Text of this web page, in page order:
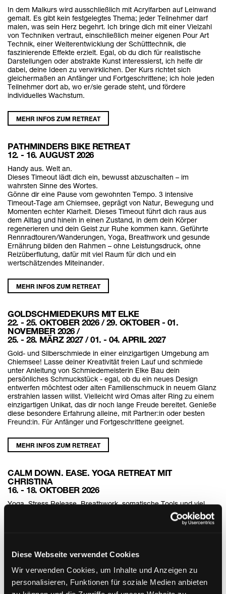
Diese Webseite verwendet Cookies
Wir verwenden Cookies, um Inhalte und Anzeigen zu
personalisieren, Funktionen für soziale Medien anbieten
In dem Malkurs wird ausschließlich mit Acrylfarben auf Leinwand
gemalt. Es gibt kein festgelegtes Thema; jeder Teilnehmer darf
malen, was sein Herz begehrt. Ich bringe dich mit einer Vielzahl
von Techniken vertraut, einschließlich meiner eigenen Pour Art
Technik, einer Weiterentwicklung der Schütttechnik, die
faszinierende Effekte erzielt. Egal, ob du dich für realistische
Darstellungen oder abstrakte Kunst interessierst, ich helfe dir
dabei, deine Ideen zu verwirklichen. Der Kurs richtet sich
gleichermaßen an Anfänger und Fortgeschrittene; ich hole jeden
Teilnehmer dort ab, wo er/sie gerade steht, und fördere
individuelles Wachstum.
MEHR INFOS ZUM RETREAT
PATHMINDERS BIKE RETREAT
12. - 16. AUGUST 2026
Handy aus. Welt an.
Dieses Timeout lädt dich ein, bewusst abzuschalten – im
wahrsten Sinne des Wortes.
Gönne dir eine Pause vom gewohnten Tempo. 3 intensive
Timeout-Tage am Chiemsee, geprägt von Natur, Bewegung und
Momenten echter Klarheit. Dieses Timeout führt dich raus aus
dem Alltag und hinein in einen Zustand, in dem dein Körper
regenerieren und dein Geist zur Ruhe kommen kann. Geführte
Rennradtouren/Wanderungen, Yoga, Breathwork und gesunde
Ernährung bilden den Rahmen – ohne Leistungsdruck, ohne
Reizüberflutung, dafür mit viel Raum für dich und ein
wertschätzendes Miteinander.
MEHR INFOS ZUM RETREAT
GOLDSCHMIEDEKURS MIT ELKE
22. - 25. OKTOBER 2026 / 29. OKTOBER - 01.
NOVEMBER 2026 /
25. - 28. MÄRZ 2027 / 01. - 04. APRIL 2027
Gold- und Silberschmiede in einer einzigartigen Umgebung am
Chiemsee! Lasse deiner Kreativität freien Lauf und schmiede
unter Anleitung von Schmiedemeisterin Elke Bau dein
persönliches Schmuckstück - egal, ob du ein neues Design
entwerfen möchtest oder alten Familienschmuck in neuem Glanz
erstrahlen lassen willst. Vielleicht wird Omas alter Ring zu einem
einzigartigen Unikat, das dir noch lange Freude bereitet. Genieße
diese besondere Erfahrung alleine, mit Partner:in oder besten
Freund:in. Für Anfänger und Fortgeschrittene geeignet.
MEHR INFOS ZUM RETREAT
CALM DOWN. EASE. YOGA RETREAT MIT
CHRISTINA
16. - 18. OKTOBER 2026
Yoga, Stress Release, Breathwork, somatische Tools und viel
Zeit für dich. Die Seele baumeln lassen mit deinem Freund,
deiner Freundin, PartnerIn, Schwester, Bruder,... oder aber mit
SIGNATURE VOICE WORKSHOP MIT MARINA